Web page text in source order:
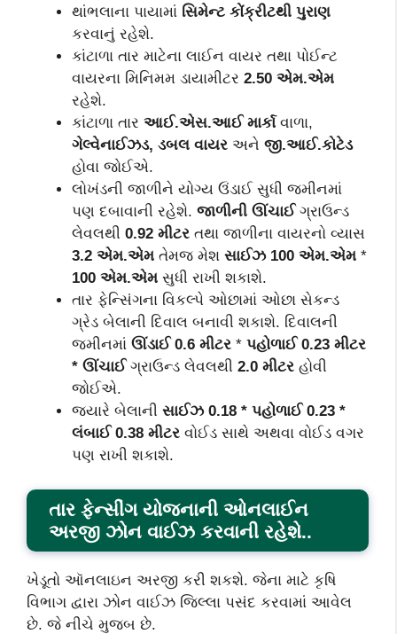
થાંભલાના પાયામાં સિમેન્‍ટ કોંક્રીટથી પુરાણ
કરવાનું રહેશે.
કાંટાળા તાર માટેના લાઈન વાયર તથા પોઈન્‍ટ
વાયરના મિનિમમ ડાયામીટર 2.50 એમ.એમ
રહેશે.
કાંટાળા તાર આઈ.એસ.આઈ માર્કાવાળા,
ગેલ્વેનાઈઝડ, ડબલ વાયર અને જી.આઈ.કોટેડ
હોવા જોઈએ.
લોખંડની જાળીને યોગ્ય ઉંડાઈ સુધી જમીનમાં
પણ દબાવાની રહેશે. જાળીની ઊંચાઈગ્રાઉન્‍ડ
લેવલથી 0.92 મીટર તથા જાળીના વાયરનો વ્યાસ
3.2 એમ.એમ તેમજ મેશ સાઈઝ 100 એમ.એમ *
100 એમ.એમ સુધી રાખી શકાશે.
તાર ફેન્‍સિંગના વિકલ્પે ઓછામાં ઓછા સેકન્‍ડ
ગ્રેડ બેલાની દિવાલ બનાવી શકાશે. દિવાલની
જમીનમાં ઊંડાઈ 0.6 મીટર * પહોળાઈ 0.23 મીટર
* ઊંચાઈગ્રાઉન્‍ડ લેવલથી 2.0 મીટર હોવી
જોઈએ.
જ્યારે બેલાની સાઈઝ 0.18 * પહોળાઈ 0.23 *
લંબાઈ 0.38 મીટર વોઈડ સાથે અથવા વોઈડ વગર
પણ રાખી શકાશે.
તાર ફેન્સીંગ યોજનાની ઓનલાઈન
અરજી ઝોન વાઈઝ કરવાની રહેશે..
ખેડૂતો ઑનલાઇન અરજી કરી શકશે. જેના માટે કૃષિ
વિભાગ દ્વારા ઝોન વાઈઝ જિલ્લા પસંદ કરવામાં આવેલ
છે. જે નીચે મુજબ છે.